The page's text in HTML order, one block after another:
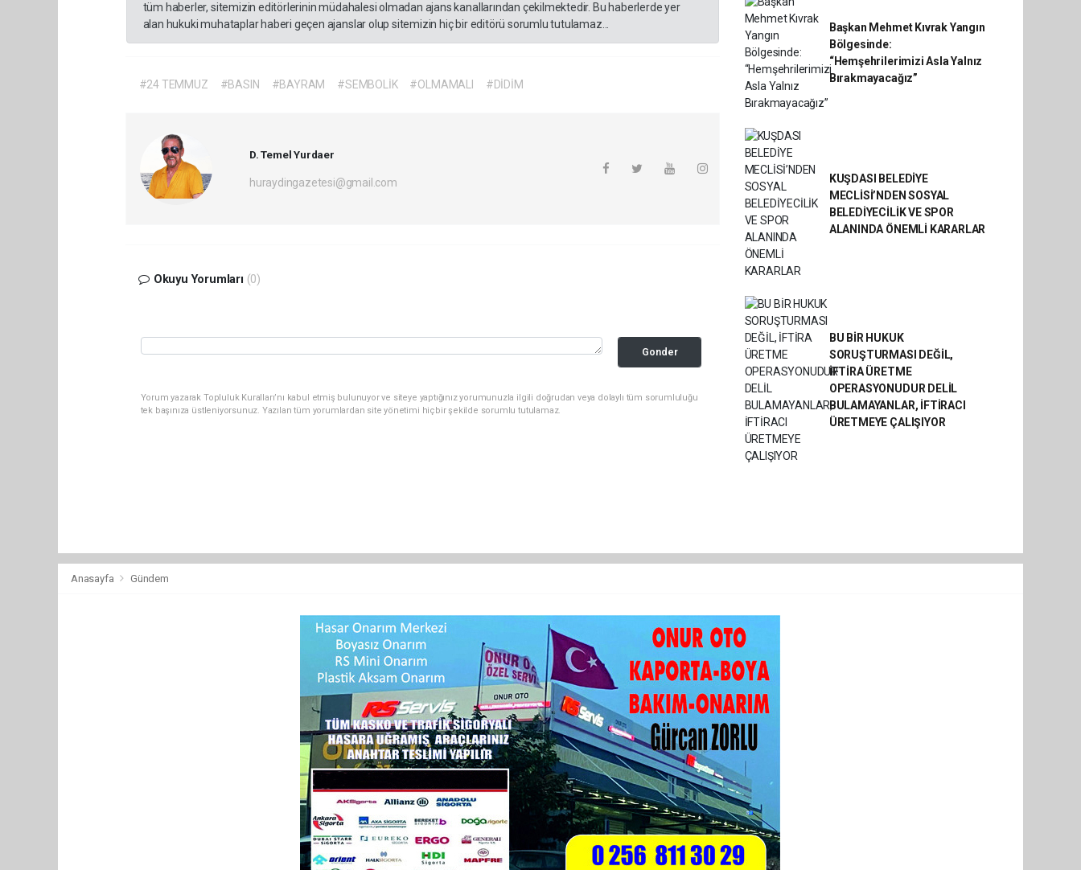
tüm haberler, sitemizin editörlerinin müdahalesi olmadan ajans kanallarından çekilmektedir. Bu haberlerde yer
alan hukuki muhataplar haberi geçen ajanslar olup sitemizin hiç bir editörü sorumlu tutulamaz...
#24 TEMMUZ #BASIN #BAYRAM #SEMBOLİK #OLMAMALI #DİDİM
D. Temel Yurdaer
huraydingazetesi@gmail.com
Okuyu Yorumları (0)
Gonder
Yorum yazarak Topluluk Kuralları’nı kabul etmiş bulunuyor ve siteye yaptığınız yorumunuzla ilgili doğrudan veya dolaylı tüm sorumluluğu
tek başınıza üstleniyorsunuz. Yazılan tüm yorumlardan site yönetimi hiçbir şekilde sorumlu tutulamaz.
Başkan Mehmet Kıvrak Yangın
Bölgesinde:
“Hemşehrilerimizi Asla Yalnız
Bırakmayacağız”
KUŞDASI BELEDİYE
MECLİSİ’NDEN SOSYAL
BELEDİYECİLİK VE SPOR
ALANINDA ÖNEMLİ KARARLAR
BU BİR HUKUK
SORUŞTURMASI DEĞİL,
İFTİRA ÜRETME
OPERASYONUDUR DELİL
BULAMAYANLAR, İFTİRACI
ÜRETMEYE ÇALIŞIYOR
Anasayfa Gündem